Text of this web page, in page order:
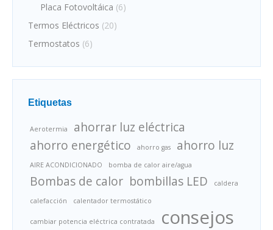
Placa Fotovoltáica (6)
Termos Eléctricos (20)
Termostatos (6)
Etiquetas
Aerotermia
ahorrar luz eléctrica
ahorro energético
ahorro gas ahorro luz
AIRE ACONDICIONADO bomba de calor aire/agua
Bombas de calor bombillas LED caldera
calefacción calentador termostático
cambiar potencia eléctrica contratada consejos